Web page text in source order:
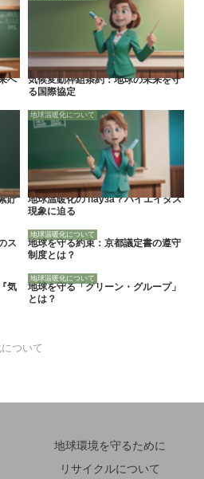
へ
気候変動枠組条約：地球の未来を守
る国際協定
貯
地球温暖化について
地球温暖化の пауза？ハイエイタス
現象に迫る
ス
地球温暖化について
地球を守る約束：京都議定書の遵守
制度とは？
気
地球温暖化について
地球を守る「グリーン・グループ」
とは？
ついて
地球環境を守るために
リサイクルについて